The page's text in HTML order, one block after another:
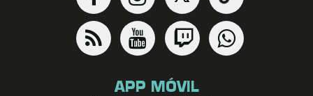
APP MÓVIL